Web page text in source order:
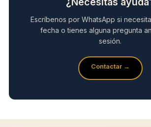
Escríbenos por WhatsApp si
fecha o tienes alguna pregunta
sesión.
Contactar →